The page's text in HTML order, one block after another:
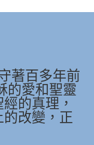
著百多年前
的愛和聖靈
的真理，
改變，正